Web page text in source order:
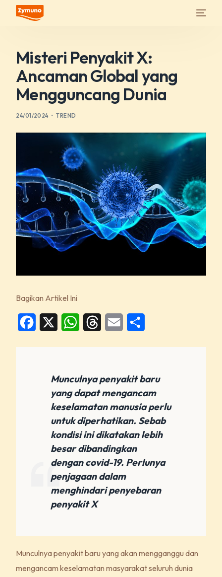
Misteri Penyakit X:
Ancaman Global yang
Mengguncang Dunia
24/01/2024 TREND
Bagikan Artikel Ini
Facebook WhatsApp
Threads Email
Munculnya penyakit baru
yang dapat mengancam
keselamatan manusia perlu
untuk diperhatikan. Sebab
kondisi ini dikatakan lebih
besar dibandingkan
dengan covid-19. Perlunya
penjagaan dalam
menghindari penyebaran
penyakit X
Munculnya penyakit baru yang akan mengganggu dan
mengancam keselamatan masyarakat seluruh dunia